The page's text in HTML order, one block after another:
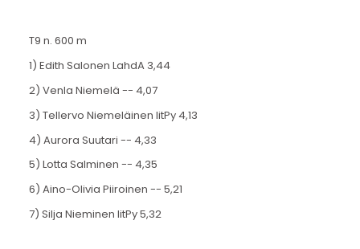
T9 n. 600 m
1) Edith Salonen LahdA 3,44
2) Venla Niemelä -- 4,07
3) Tellervo Niemeläinen IitPy 4,13
4) Aurora Suutari -- 4,33
5) Lotta Salminen -- 4,35
6) Aino-Olivia Piiroinen -- 5,21
7) Silja Nieminen IitPy 5,32